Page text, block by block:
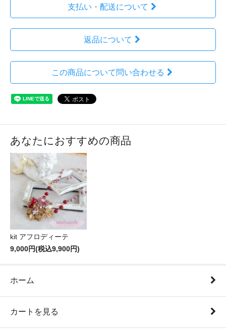
支払い・配送について
返品について
この商品について問い合わせる
あなたにおすすめの商品
kit アフロディーテ
9,000円(税込9,900円)
ホーム
カートを見る